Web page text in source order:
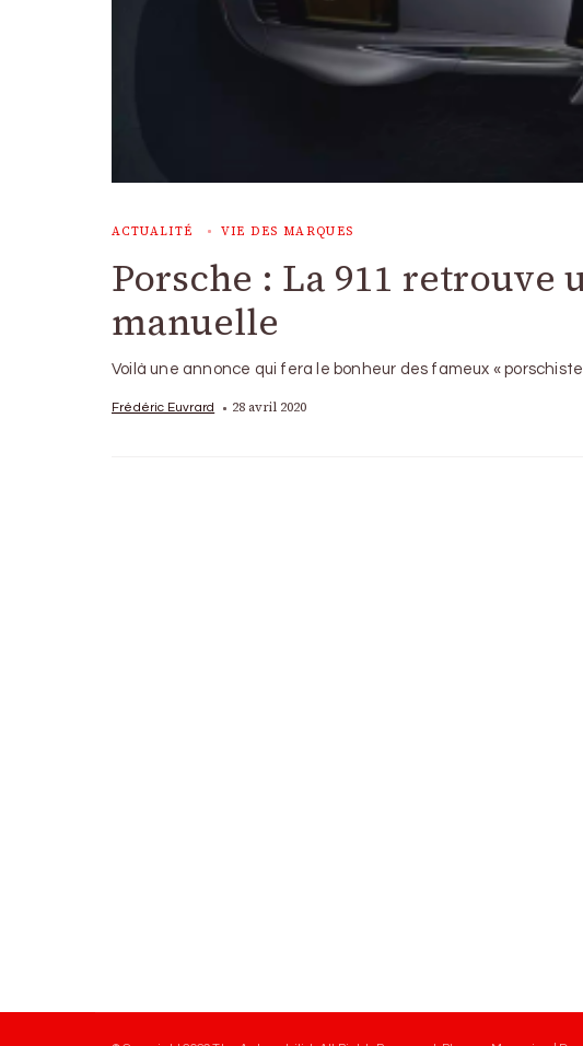
ACTUALITÉ VIE DES MARQUES
Porsche : La 911 retrouve
manuelle
Voilà une annonce qui fera le bonheur des fameux «
Frédéric Euvrard 28 avril 2020